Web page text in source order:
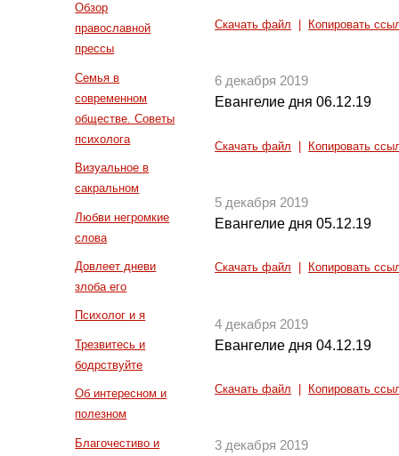
Обзор
православной
прессы
Семья в
современном
обществе. Советы
психолога
Визуальное в
сакральном
Любви негромкие
слова
Довлеет дневи
злоба его
Психолог и я
Трезвитесь и
бодрствуйте
Об интересном и
полезном
Благочестиво и
Скачать файл Копировать
6 декабря 2019
Евангелие дня 06.12.19
Скачать файл Копировать
5 декабря 2019
Евангелие дня 05.12.19
Скачать файл Копировать
4 декабря 2019
Евангелие дня 04.12.19
Скачать файл Копировать
3 декабря 2019